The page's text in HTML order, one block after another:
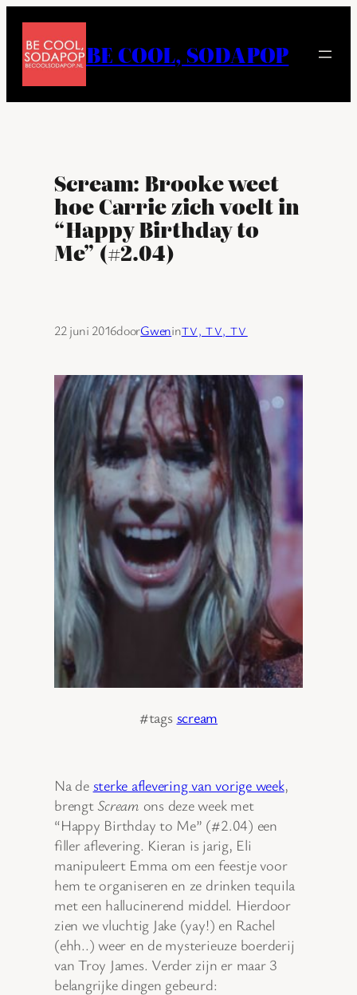
naar
inhoud
BE COOL, SODAPOP
Scream: Brooke weet
hoe Carrie zich voelt in
“Happy Birthday to
Me” (#2.04)
22 juni 2016doorGweninTV, TV, TV
#tags scream
Na de sterke aflevering van vorige week,
brengtScream ons deze week met
“Happy Birthday to Me” (#2.04) een
filler aflevering. Kieran is jarig, Eli
manipuleert Emma om een feestje voor
hem te organiseren en ze drinken tequila
met een hallucinerend middel. Hierdoor
zien we vluchtig Jake (yay!) en Rachel
(ehh..) weer en de mysterieuze boerderij
van Troy James. Verder zijn er maar 3
belangrijke dingen gebeurd: